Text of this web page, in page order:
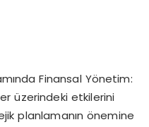
Finansal Yönetim:
üzerindeki etkilerini
planlamanın önemine